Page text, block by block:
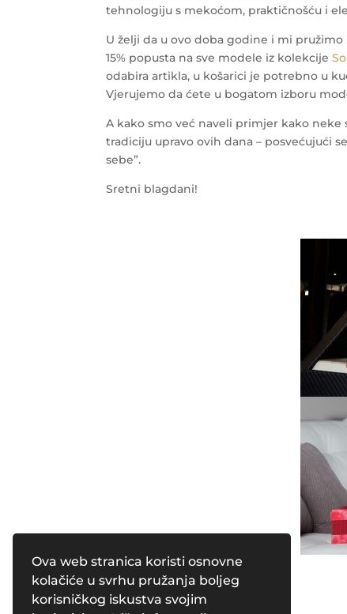
Ova web stranica koristi osnovne
kolačiće u svrhu pružanja boljeg
korisničkog iskustva svojim
tehnologiju s mekoćom, praktičnošću i
U želji da u ovo doba godine i mi
15% popusta na sve modele iz kolekcije
odabira artikla, u košarici je potrebno u
Vjerujemo da ćete u bogatom izboru
A kako smo već naveli primjer kako
tradiciju upravo ovih dana – posvećujući
sebe”.
Sretni blagdani!
Powered byPleasure Magazines